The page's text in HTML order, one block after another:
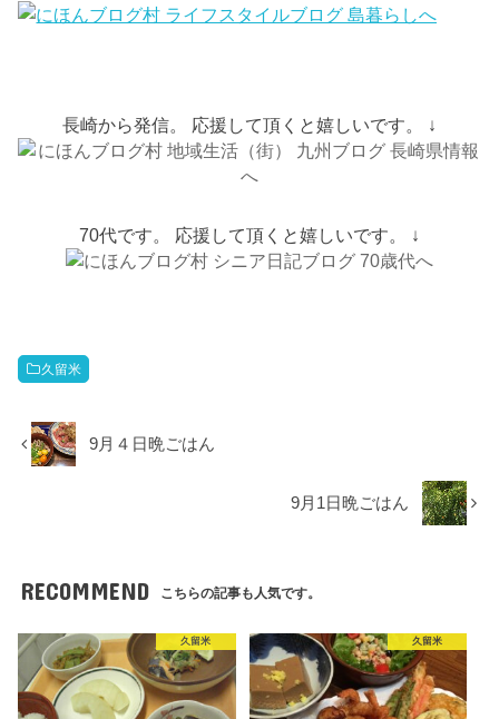
長崎から発信。 応援して頂くと嬉しいです。 ↓
70代です。 応援して頂くと嬉しいです。 ↓
久留米
9月４日晩ごはん
9月1日晩ごはん
RECOMMEND こちらの記事も人気です。
久留米 久留米